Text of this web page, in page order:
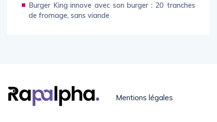
Burger King innove avec son burger : 20 tranches
de fromage, sans viande
Mentions légales